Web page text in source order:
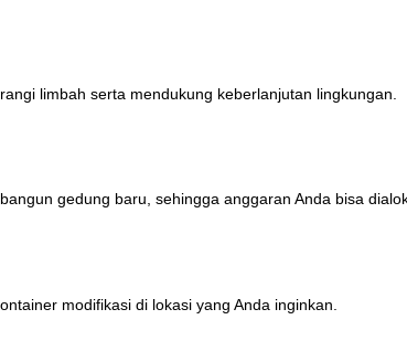
limbah serta mendukung keberlanjutan lingkungan.
gedung baru, sehingga anggaran Anda bisa
modifikasi di lokasi yang Anda inginkan.